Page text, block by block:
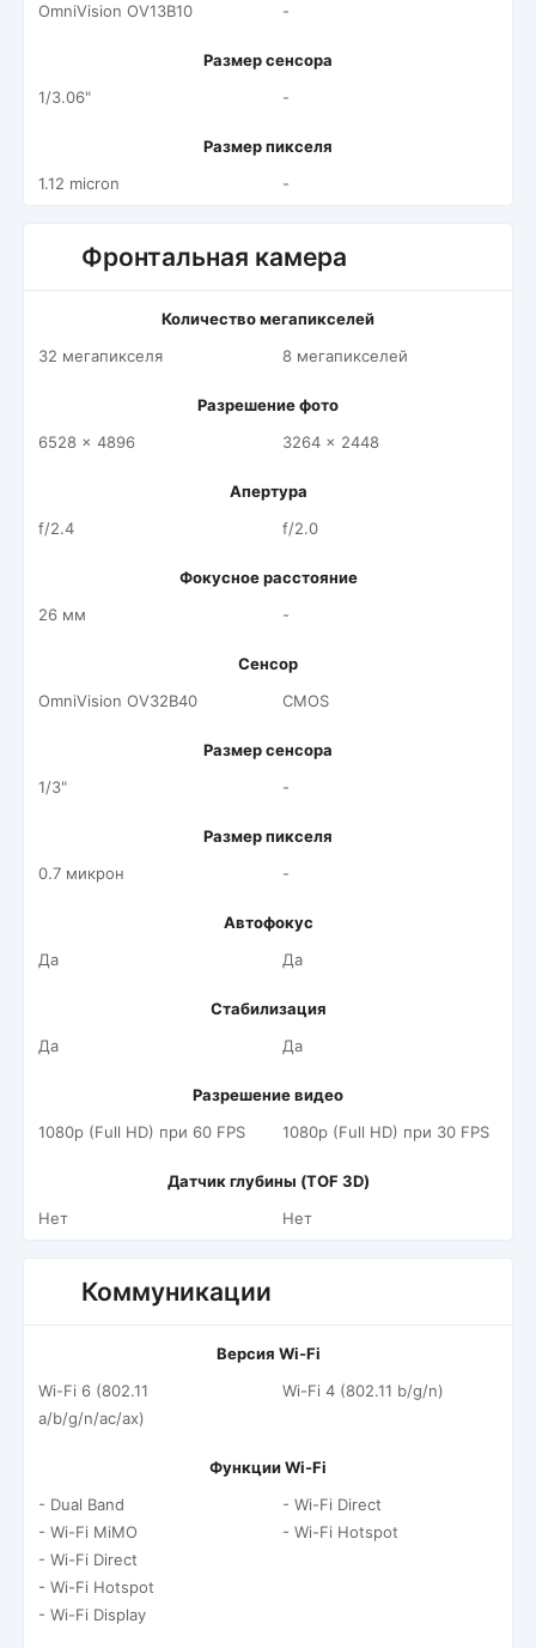
OmniVision OV13B10
-
Размер сенсора
1/3.06"
-
Размер пикселя
1.12 micron
-
Фронтальная камера
Количество мегапикселей
32 мегапикселя
8 мегапикселей
Разрешение фото
6528 x 4896
3264 x 2448
Апертура
f/2.4
f/2.0
Фокусное расстояние
26 мм
-
Сенсор
OmniVision OV32B40
CMOS
Размер сенсора
1/3"
-
Размер пикселя
0.7 микрон
-
Автофокус
Да
Да
Стабилизация
Да
Да
Разрешение видео
1080p (Full HD) при 60 FPS
1080p (Full HD) при 30 FPS
Датчик глубины (TOF 3D)
Нет
Нет
Коммуникации
Версия Wi-Fi
Wi-Fi 6 (802.11
a/b/g/n/ac/ax)
Wi-Fi 4 (802.11 b/g/n)
Функции Wi-Fi
- Dual Band
- Wi-Fi MiMO
- Wi-Fi Direct
- Wi-Fi Hotspot
- Wi-Fi Display
- Wi-Fi Direct
- Wi-Fi Hotspot